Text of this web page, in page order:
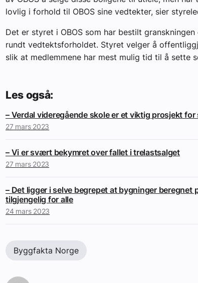
lovlig i forhold til OBOS sine vedtekter, sier
Det er styret i OBOS som har bestilt
rundt vedtektsforholdet. Styret velger å
slik at medlemmene har mest mulig tid til å sette
Les også:
– Verdal videregående skole er et viktig prosjekt
27 mars 2023
– Vi er svært bekymret over fallet i trelastsalget
27 mars 2023
– Det ligger i selve begrepet at bygninger beregnet
tilgjengelig for alle
24 mars 2023
Byggfakta Norge